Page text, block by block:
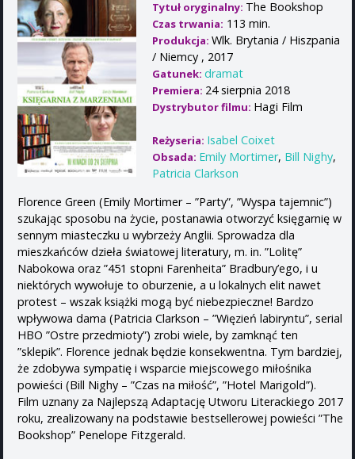
Tytuł oryginalny: The Bookshop
Czas trwania: 113 min.
Produkcja: Wlk. Brytania / Hiszpania
/ Niemcy , 2017
Gatunek: dramat
Premiera: 24 sierpnia 2018
Dystrybutor filmu: Hagi Film
Reżyseria: Isabel Coixet
Obsada: Emily Mortimer, Bill Nighy,
Patricia Clarkson
Florence Green (Emily Mortimer – ”Party”, ”Wyspa tajemnic”)
szukając sposobu na życie, postanawia otworzyć księgarnię w
sennym miasteczku u wybrzeży Anglii. Sprowadza dla
mieszkańców dzieła światowej literatury, m. in. ”Lolitę”
Nabokowa oraz ”451 stopni Farenheita” Bradbury’ego, i u
niektórych wywołuje to oburzenie, a u lokalnych elit nawet
protest – wszak książki mogą być niebezpieczne! Bardzo
wpływowa dama (Patricia Clarkson – ”Więzień labiryntu”, serial
HBO ”Ostre przedmioty”) zrobi wiele, by zamknąć ten
”sklepik”. Florence jednak będzie konsekwentna. Tym bardziej,
że zdobywa sympatię i wsparcie miejscowego miłośnika
powieści (Bill Nighy – ”Czas na miłość”, ”Hotel Marigold”).
Film uznany za Najlepszą Adaptację Utworu Literackiego 2017
roku, zrealizowany na podstawie bestsellerowej powieści ”The
Bookshop” Penelope Fitzgerald.